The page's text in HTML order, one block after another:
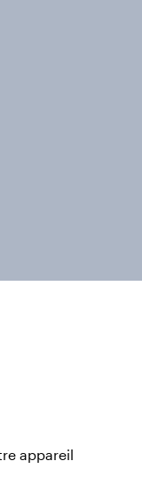
appareil